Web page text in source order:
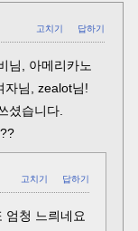
고치기 답하기
님, 아메리카노
자님, zealot님!
셨습니다.
고치기 답하기
엄청 느릐네요